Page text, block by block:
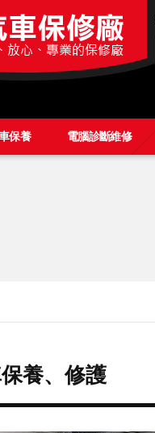
保養 電腦診斷維修
養、修護